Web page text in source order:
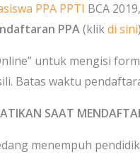
PPA PPTI BCA
PPA(klikdi sini
untuk mengisi
Batas waktu
SAAT
menempuh